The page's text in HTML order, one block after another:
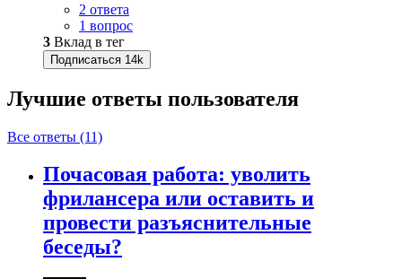
2 ответа
1 вопрос
3 Вклад в тег
Подписаться 14k
Лучшие ответы пользователя
Все ответы (11)
Почасовая работа: уволить
фрилансера или оставить и
провести разъяснительные
беседы?